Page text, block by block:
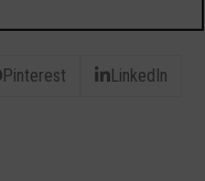
Pinterest LinkedIn